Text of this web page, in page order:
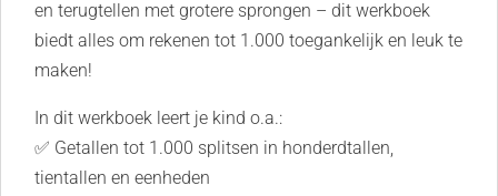
en terugtellen met grotere sprongen – dit werkboek
biedt alles om rekenen tot 1.000 toegankelijk en leuk te
maken!
In dit werkboek leert je kind o.a.:
✅ Getallen tot 1.000 splitsen in honderdtallen,
tientallen en eenheden